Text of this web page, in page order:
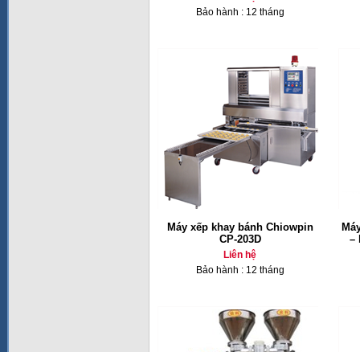
Bảo hành : 12 tháng
Máy xếp khay bánh Chiowpin
CP-203D
Liên hệ
Bảo hành : 12 tháng
–